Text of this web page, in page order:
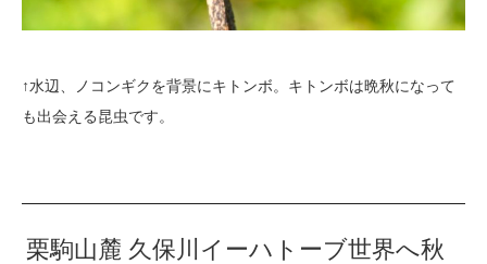
↑水辺、ノコンギクを背景にキトンボ。キトンボは晩秋になって
も出会える昆虫です。
栗駒山麓 久保川イーハトーブ世界へ秋